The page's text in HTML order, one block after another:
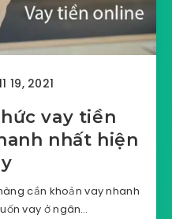
19, 2021
vay tiền
nhất hiện
cần khoản vay nhanh
vay ở ngân…